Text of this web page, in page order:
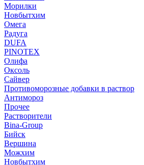
Морилки
Новбытхим
Омега
Радуга
DUFA
PINOTEX
Олифа
Оксоль
Сайвер
Противоморозные добавки в раствор
Антимороз
Прочее
Растворители
Bina-Group
Бийск
Вершина
Можхим
Новбытхим